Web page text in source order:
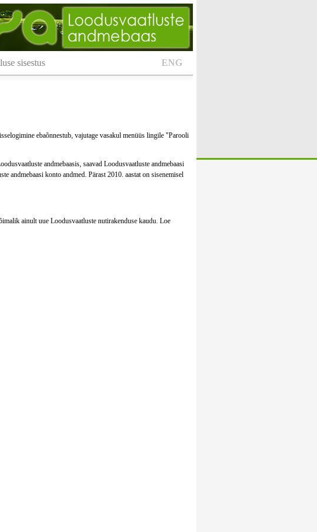
ENG
sisestus
ebaõnnestub, vajutage vasakul menüüs lingile "Parooli
andmebaasis, saavad Loodusvaatluste andmebaasi
andmebaasi konto andmed. Pärast 2010. aastat on sisenemisel
ainult uue Loodusvaatluste nutirakenduse kaudu. Loe